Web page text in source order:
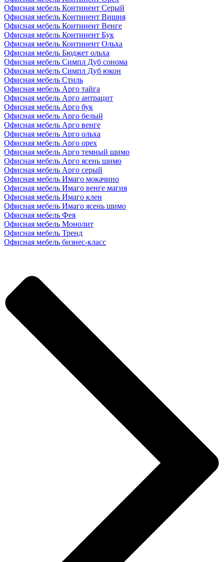
Офисная мебель Континент Серый
Офисная мебель Континент Вишня
Офисная мебель Континент Венге
Офисная мебель Континент Бук
Офисная мебель Континент Ольха
Офисная мебель Бюджет ольха
Офисная мебель Симпл Дуб сонома
Офисная мебель Симпл Дуб юкон
Офисная мебель Стиль
Офисная мебель Арго тайга
Офисная мебель Арго антрацит
Офисная мебель Арго бук
Офисная мебель Арго белый
Офисная мебель Арго венге
Офисная мебель Арго ольха
Офисная мебель Арго орех
Офисная мебель Арго темный шимо
Офисная мебель Арго ясень шимо
Офисная мебель Арго серый
Офисная мебель Имаго мокачино
Офисная мебель Имаго венге магия
Офисная мебель Имаго клен
Офисная мебель Имаго ясень шимо
Офисная мебель Фея
Офисная мебель Монолит
Офисная мебель Тренд
Офисная мебель бизнес-класс